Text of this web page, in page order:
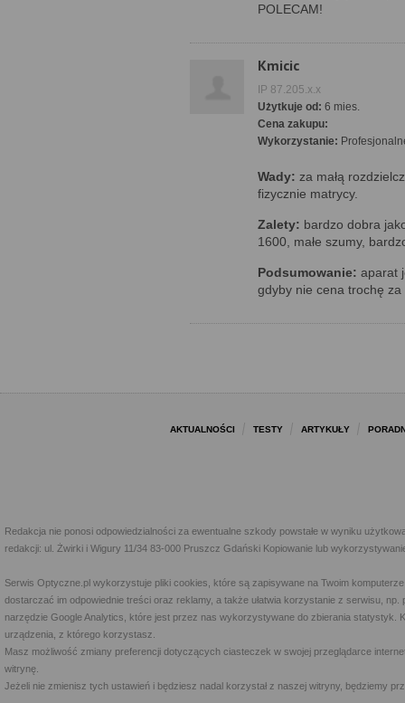
POLECAM!
Kmicic
IP 87.205.x.x
Użytkuje od: 6 mies.
Cena zakupu:
Wykorzystanie:
Wady: za małą
fizycznie matrycy.
Zalety: bardzo dobra
1600, małe szumy,
Podsumowanie: aparat
gdyby nie cena trochę
AKTUALNOŚCI TESTY ARTYKUŁY
Redakcja nie ponosi odpowiedzialności za ewentualne szkody powstałe w wyniku
redakcji: ul. Żwirki i Wigury 11/34 83-000 Pruszcz Gdański Kopiowanie lub
Serwis Optyczne.pl wykorzystuje pliki cookies, które są zapisywane na Twoim
dostarczać im odpowiednie treści oraz reklamy, a także ułatwia korzystanie z serwisu,
narzędzie Google Analytics, które jest przez nas wykorzystywane do zbierania statystyk.
urządzenia, z którego korzystasz.
Masz możliwość zmiany preferencji dotyczących ciasteczek w swojej przeglądarce
witrynę.
Jeżeli nie zmienisz tych ustawień i będziesz nadal korzystał z naszej witryny, będziemy